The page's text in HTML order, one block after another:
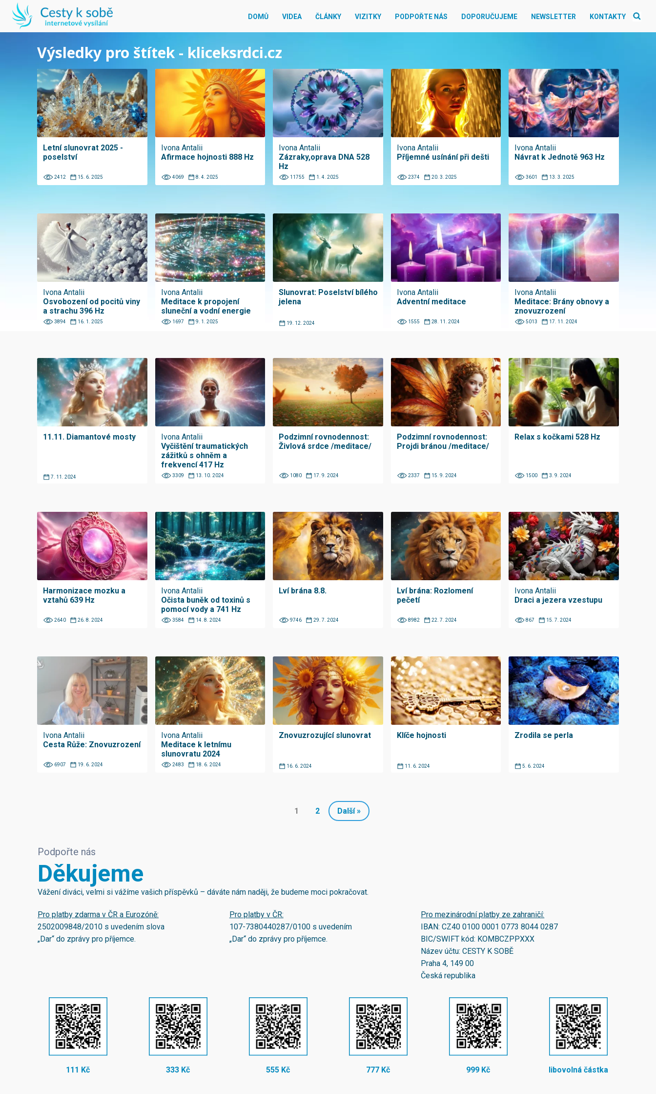
DOMŮ VIDEA ČLÁNKY VIZITKY PODPOŘTE NÁS DOPORUČUJEME NEWSLETTER KONTAKTY
Výsledky pro štítek - kliceksrdci.cz
Letní slunovrat 2025 -
poselství
2412 15. 6. 2025
Ivona Antalii
Afirmace hojnosti 888 Hz
4069 8. 4. 2025
Ivona Antalii
Zázraky,oprava DNA 528
Hz
11755 1. 4. 2025
Ivona Antalii
Příjemné usínání při dešti
2374 20. 3. 2025
Ivona Antalii
Návrat k Jednotě 963 Hz
3601 13. 3. 2025
Ivona Antalii
Osvobození od pocitů viny
a strachu 396 Hz
3894 16. 1. 2025
Ivona Antalii
Meditace k propojení
sluneční a vodní energie
1697 9. 1. 2025
Slunovrat: Poselství bílého
jelena
19. 12. 2024
Ivona Antalii
Adventní meditace
1555 28. 11. 2024
Ivona Antalii
Meditace: Brány obnovy a
znovuzrození
5013 17. 11. 2024
11.11. Diamantové mosty
7. 11. 2024
Ivona Antalii
Vyčištění traumatických
zážitků s ohněm a
frekvencí 417 Hz
3309 13. 10. 2024
Podzimní rovnodennost:
Živlová srdce /meditace/
1080 17. 9. 2024
Podzimní rovnodennost:
Projdi bránou /meditace/
2337 15. 9. 2024
Relax s kočkami 528 Hz
1500 3. 9. 2024
Harmonizace mozku a
vztahů 639 Hz
2640 26. 8. 2024
Ivona Antalii
Očista buněk od toxinů s
pomocí vody a 741 Hz
3584 14. 8. 2024
Lví brána 8.8.
9746 29. 7. 2024
Lví brána: Rozlomení
pečetí
8982 22. 7. 2024
Ivona Antalii
Draci a jezera vzestupu
867 15. 7. 2024
Ivona Antalii
Cesta Růže: Znovuzrození
6907 19. 6. 2024
Ivona Antalii
Meditace k letnímu
slunovratu 2024
2483 18. 6. 2024
Znovuzrozující slunovrat
16. 6. 2024
Klíče hojnosti
11. 6. 2024
Zrodila se perla
5. 6. 2024
1 2 Další »
Podpořte nás
Děkujeme
Vážení diváci, velmi si vážíme vašich příspěvků – dáváte nám naději, že budeme moci pokračovat.
Pro platby zdarma v ČR a Eurozóně:
2502009848/2010 s uvedením slova
„Dar“ do zprávy pro příjemce.
Pro platby v ČR:
107-7380440287/0100s uvedením
„Dar“ do zprávy pro příjemce.
Pro mezinárodní platby ze zahraničí:
IBAN:CZ40 0100 0001 0773 8044 0287
BIC/SWIFT kód: KOMBCZPPXXX
Název účtu: CESTY K SOBĚ
Praha 4, 149 00
Česká republika
111 Kč 333 Kč 555 Kč 777 Kč 999 Kč libovolná částka